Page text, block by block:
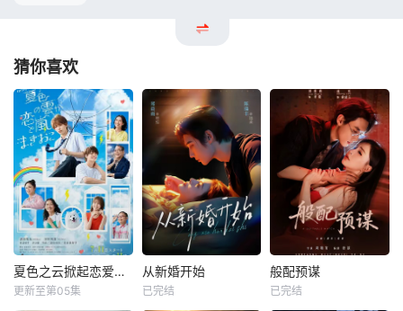
猜你喜欢
夏色之云掀起恋爱与风暴
更新至第05集
从新婚开始
已完结
般配预谋
已完结